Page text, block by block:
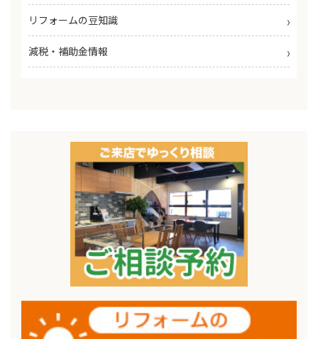
リフォームの豆知識
減税・補助金情報